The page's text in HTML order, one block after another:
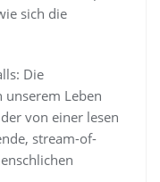
sich die
Die
unserem Leben
von einer lesen
stream-of-